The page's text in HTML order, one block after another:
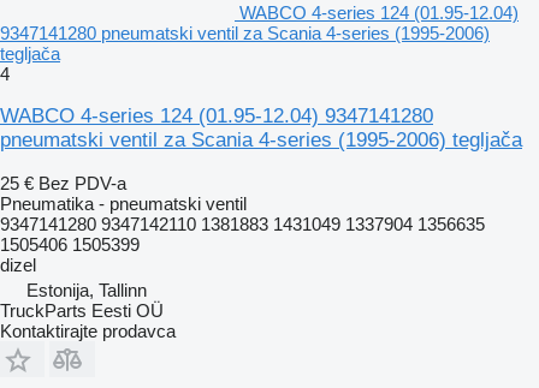
WABCO 4-series 124 (01.95-12.04)
9347141280 pneumatski ventil za Scania 4-series (1995-2006)
tegljača
4
WABCO 4-series 124 (01.95-12.04) 9347141280
pneumatski ventil za Scania 4-series (1995-2006) tegljača
25 € Bez PDV-a
Pneumatika - pneumatski ventil
9347141280 9347142110 1381883 1431049 1337904 1356635
1505406 1505399
dizel
Estonija, Tallinn
TruckParts Eesti OÜ
Kontaktirajte prodavca